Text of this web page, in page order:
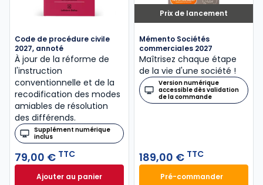
Code de procédure civile
2027, annoté
À jour de la réforme de
l'instruction
conventionnelle et de la
recodification des modes
amiables de résolution
des différends.
Supplément numérique
inclus
79,00 € TTC
Ajouter au panierCode de procédure civile 2027, annoté à 79,00 €
Prix de lancement
Mémento Sociétés
commerciales 2027
Maîtrisez chaque étape
de la vie d'une société !
Version numérique
accessible dès validation
de la commande
189,00 € TTC
Pré-commander
Mémento